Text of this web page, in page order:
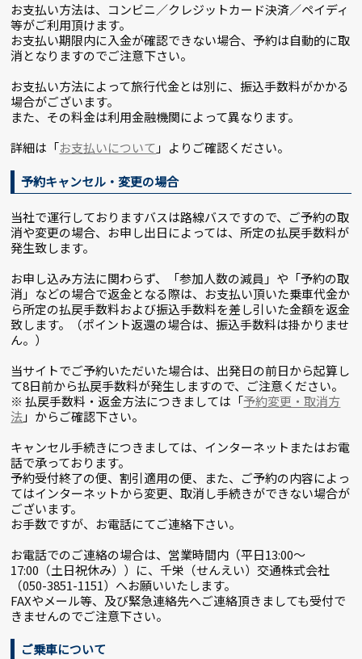
お支払い方法は、コンビニ／クレジットカード決済／ペイディ
等がご利用頂けます。
お支払い期限内に入金が確認できない場合、予約は自動的に取
消となりますのでご注意下さい。
お支払い方法によって旅行代金とは別に、振込手数料がかかる
場合がございます。
また、その料金は利用金融機関によって異なります。
詳細は「お支払いについて 」よりご確認ください。
予約キャンセル・変更の場合
当社で運行しておりますバスは路線バスですので、ご予約の取
消や変更の場合、お申し出日によっては、所定の払戻手数料が
発生致します。
お申し込み方法に関わらず、「参加人数の減員」や「予約の取
消」などの場合で返金となる際は、お支払い頂いた乗車代金か
ら所定の払戻手数料および振込手数料を差し引いた金額を返金
致します。（ポイント返還の場合は、振込手数料は掛かりませ
ん。）
当サイトでご予約いただいた場合は、出発日の前日から起算し
て8日前から払戻手数料が発生しますので、ご注意ください。
※ 払戻手数料・返金方法につきましては「予約変更・取消方
法」からご確認下さい。
キャンセル手続きにつきましては、インターネットまたはお電
話で承っております。
予約受付終了の便、割引適用の便、また、ご予約の内容によっ
てはインターネットから変更、取消し手続きができない場合が
ございます。
お手数ですが、お電話にてご連絡下さい。
お電話でのご連絡の場合は、営業時間内（平日13:00～
17:00（土日祝休み））に、千栄（せんえい）交通株式会社
（050-3851-1151）へお願いいたします。
FAXやメール等、及び緊急連絡先へご連絡頂きましても受付で
きませんのでご注意下さい。
ご乗車について